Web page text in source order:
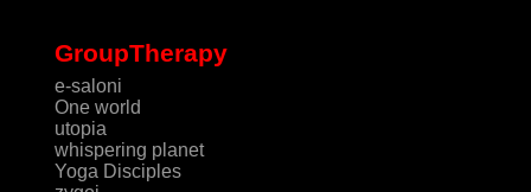
GroupTherapy
e-saloni
One world
utopia
whispering planet
Yoga Disciples